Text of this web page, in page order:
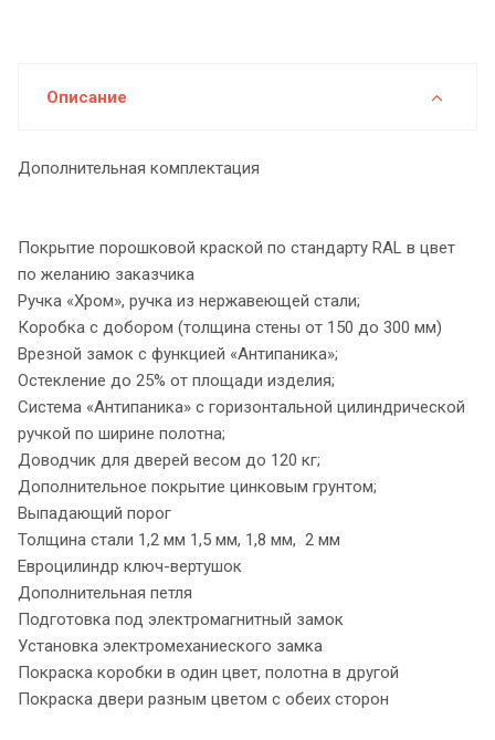
Описание
Дополнительная комплектация
Покрытие порошковой краской по стандарту RAL в цвет
по желанию заказчика
Ручка «Хром», ручка из нержавеющей стали;
Коробка с добором (толщина стены от 150 до 300 мм)
Врезной замок с функцией «Антипаника»;
Остекление до 25% от площади изделия;
Система «Антипаника» с горизонтальной цилиндрической
ручкой по ширине полотна;
Доводчик для дверей весом до 120 кг;
Дополнительное покрытие цинковым грунтом;
Выпадающий порог
Толщина стали 1,2 мм 1,5 мм, 1,8 мм, 2 мм
Евроцилиндр ключ-вертушок
Дополнительная петля
Подготовка под электромагнитный замок
Установка электромеханиеского замка
Покраска коробки в один цвет, полотна в другой
Покраска двери разным цветом с обеих сторон